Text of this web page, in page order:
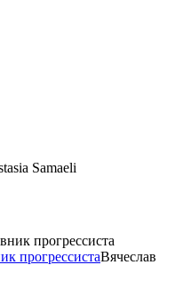
Samaeli
прогрессистаВячеслав